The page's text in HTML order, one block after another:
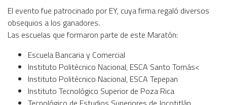
El evento fue patrocinado por EY, cuya firma regaló diversos
obsequios a los ganadores.
Las escuelas que formaron parte de este Maratón:
Escuela Bancaria y Comercial
Instituto Politécnico Nacional, ESCA Santo Tomás<
Instituto Politécnico Nacional, ESCA Tepepan
Instituto Tecnológico Superior de Poza Rica